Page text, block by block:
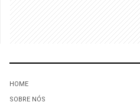
HOME
SOBRE NÓS